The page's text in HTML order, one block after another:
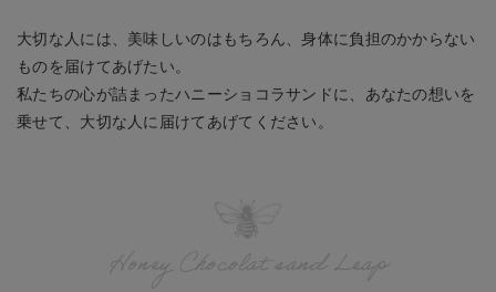
大切な人には、美味しいのはもちろん、身体に負担のかからない
ものを届けてあげたい。
私たちの心が詰まったハニーショコラサンドに、あなたの想いを
乗せて、大切な人に届けてあげてください。
Honey Chocolat sand Leap